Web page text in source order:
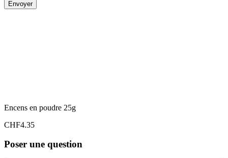
Encens en poudre 25g
CHF4.35
Poser une question